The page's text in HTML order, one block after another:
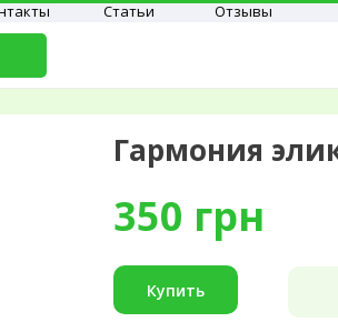
Статьи Отзывы
Гармония
350 грн
Купить